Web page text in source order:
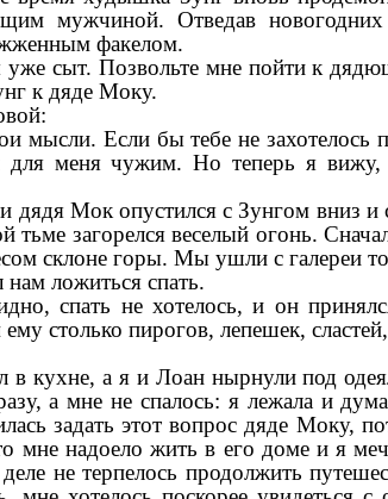
мужчиной. Отведав
факелом.
сыт. Позвольте мне пойти к
к дяде Моку.
мысли. Если бы тебе не захотелось
для меня чужим. Но теперь я
дядя Мок опустился с Зунгом вниз и
тьме загорелся веселый огонь.
склоне горы. Мы ушли с галереи
ложиться спать.
спать не хотелось, и он
ему столько пирогов, лепешек,
в кухне, а я и Лоан нырнули под
а мне не спалось: я лежала и
задать этот вопрос дяде Моку,
мне надоело жить в его доме и я
не терпелось продолжить